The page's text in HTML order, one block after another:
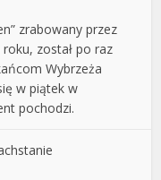
zrabowany przez
został po raz
Wybrzeża
w piątek w
pochodzi.